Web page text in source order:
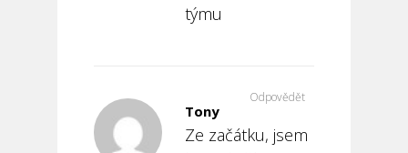
týmu
Tony
Ze začátku, jsem
Odpovědět